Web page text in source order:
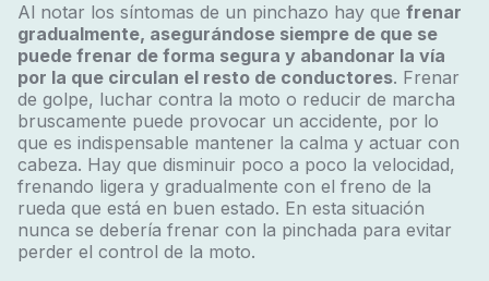
Al notar los síntomas de un pinchazo hay que frenar
gradualmente, asegurándose siempre de que se
puede frenar de forma segura y abandonar la vía
por la que circulan el resto de conductores. Frenar
de golpe, luchar contra la moto o reducir de marcha
bruscamente puede provocar un accidente, por lo
que es indispensable mantener la calma y actuar con
cabeza. Hay que disminuir poco a poco la velocidad,
frenando ligera y gradualmente con el freno de la
rueda que está en buen estado. En esta situación
nunca se debería frenar con la pinchada para evitar
perder el control de la moto.